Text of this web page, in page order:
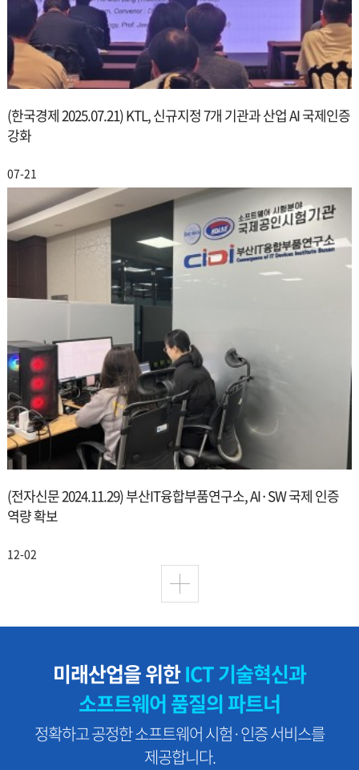
(한국경제 2025.07.21) KTL, 신규지정 7개 기관과 산업 AI 국제인증
강화
07-21
(전자신문 2024.11.29) 부산IT융합부품연구소, AI·SW 국제 인증
역량 확보
12-02
미래산업을 위한ICT 기술혁신과
소프트웨어 품질의 파트너
정확하고 공정한 소프트웨어 시험·인증 서비스를
제공합니다.